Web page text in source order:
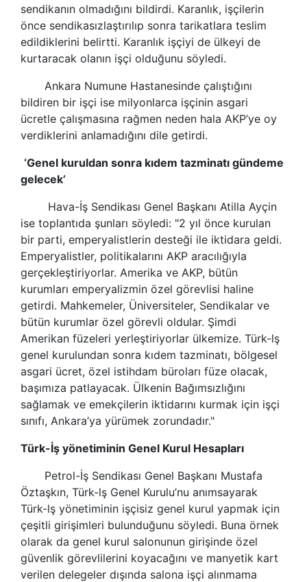
sendikanın olmadığını bildirdi. Karanlık, işçilerin
önce sendikasızlaştırılıp sonra tarikatlara teslim
edildiklerini belirtti. Karanlık işçiyi de ülkeyi de
kurtaracak olanın işçi olduğunu söyledi.
Ankara Numune Hastanesinde çalıştığını
bildiren bir işçi ise milyonlarca işçinin asgari
ücretle çalışmasına rağmen neden hala AKP’ye oy
verdiklerini anlamadığını dile getirdi.
‘Genel kuruldan sonra kıdem tazminatı gündeme
gelecek’
Hava-İş Sendikası Genel Başkanı Atilla Ayçin
ise toplantıda şunları söyledi: "2 yıl önce kurulan
bir parti, emperyalistlerin desteği ile iktidara geldi.
Emperyalistler, politikalarını AKP aracılığıyla
gerçekleştiriyorlar. Amerika ve AKP, bütün
kurumları emperyalizmin özel görevlisi haline
getirdi. Mahkemeler, Üniversiteler, Sendikalar ve
bütün kurumlar özel görevli oldular. Şimdi
Amerikan füzeleri yerleştiriyorlar ülkemize. Türk-lş
genel kurulundan sonra kıdem tazminatı, bölgesel
asgari ücret, özel istihdam büroları füze olacak,
başımıza patlayacak. Ülkenin Bağımsızlığını
sağlamak ve emekçilerin iktidarını kurmak için işçi
sınıfı, Ankara’ya yürümek zorundadır."
Türk-İş yönetiminin Genel Kurul Hesapları
Petrol-İş Sendikası Genel Başkanı Mustafa
Öztaşkın, Türk-lş Genel Kurulu’nu anımsayarak
Türk-lş yönetiminin işçisiz genel kurul yapmak için
çeşitli girişimleri bulunduğunu söyledi. Buna örnek
olarak da genel kurul salonunun girişinde özel
güvenlik görevlilerini koyacağını ve manyetik kart
verilen delegeler dışında salona işçi alınmama